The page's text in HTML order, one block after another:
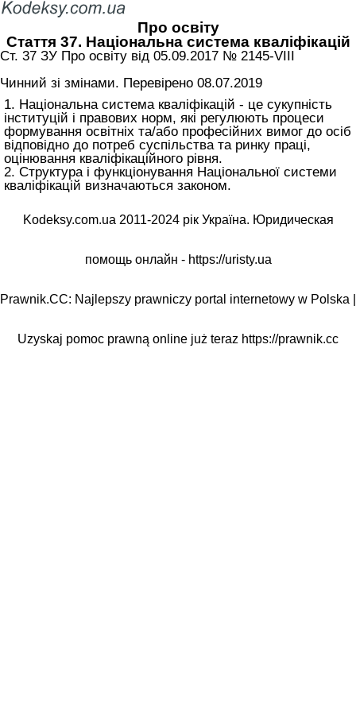
Про освіту
Стаття 37. Національна система кваліфікацій
Ст. 37 ЗУ Про освіту від 05.09.2017 № 2145-VIII
Чинний зі змінами. Перевірено 08.07.2019
1. Національна система кваліфікацій - це сукупність
інституцій і правових норм, які регулюють процеси
формування освітніх та/або професійних вимог до осіб
відповідно до потреб суспільства та ринку праці,
оцінювання кваліфікаційного рівня.
2. Структура і функціонування Національної системи
кваліфікацій визначаються законом.
Kodeksy.com.ua 2011-2024 рік Україна. Юридическая
помощь онлайн - https://uristy.ua
Prawnik.CC: Najlepszy prawniczy portal internetowy w Polska |
Uzyskaj pomoc prawną online już teraz https://prawnik.cc